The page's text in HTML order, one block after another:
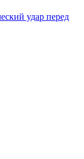
удар перед